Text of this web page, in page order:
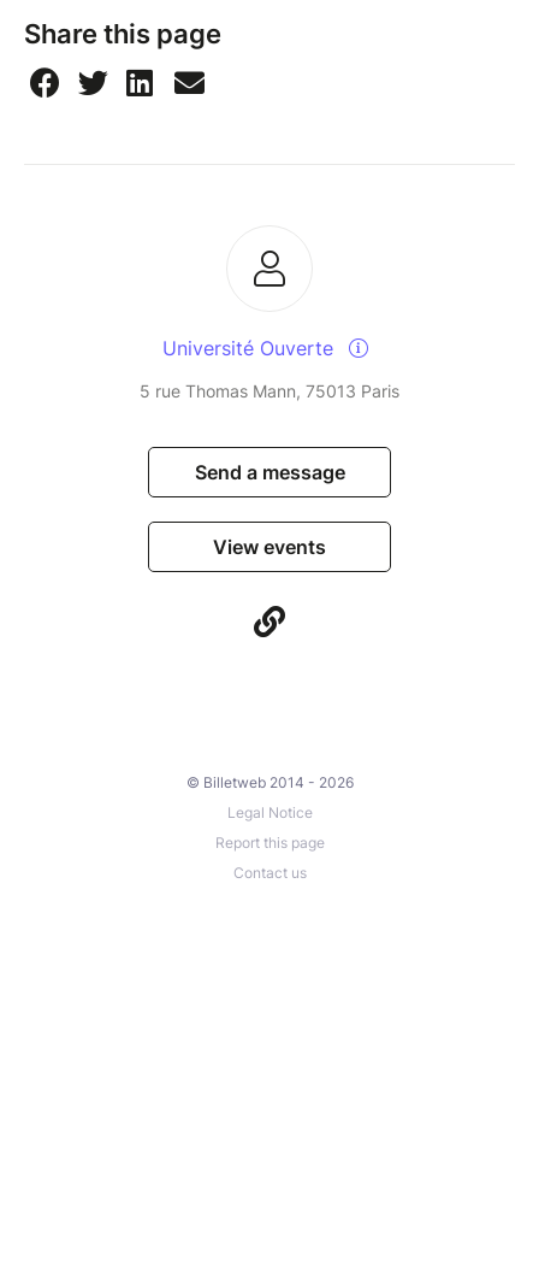
Share this page
Université Ouverte
5 rue Thomas Mann, 75013 Paris
Send a message
View events
© Billetweb 2014 - 2026
Legal Notice
Report this page
Contact us